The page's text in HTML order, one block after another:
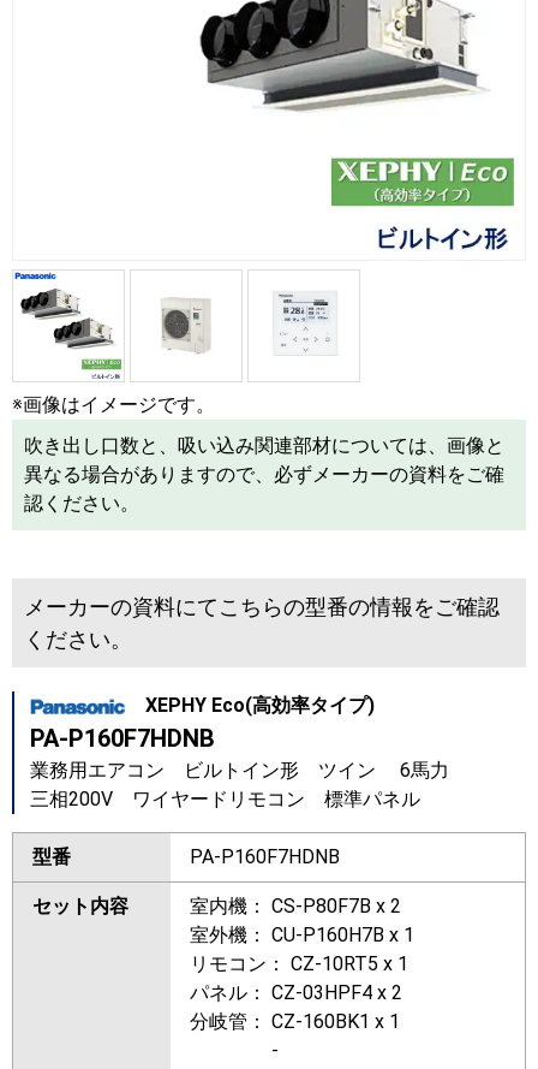
※画像はイメージです。
吹き出し口数と、吸い込み関連部材については、画像と
異なる場合がありますので、必ずメーカーの資料をご確
認ください。
メーカーの資料にてこちらの型番の情報をご確認
ください。
XEPHY Eco(高効率タイプ)
PA-P160F7HDNB
業務用エアコン ビルトイン形 ツイン 6馬力
三相200V ワイヤードリモコン 標準パネル
型番 PA-P160F7HDNB
セット内容
室内機： CS-P80F7B x 2
室外機： CU-P160H7B x 1
リモコン： CZ-10RT5 x 1
パネル： CZ-03HPF4 x 2
分岐管： CZ-160BK1 x 1
-